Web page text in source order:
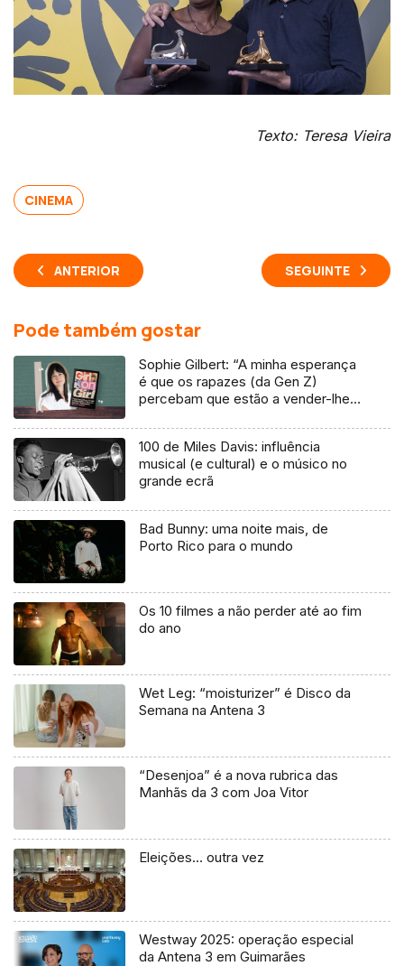
Texto: Teresa Vieira
CINEMA
ANTERIOR SEGUINTE
Pode também gostar
Sophie Gilbert: “A minha esperança
é que os rapazes (da Gen Z)
percebam que estão a vender-lhes
100 de Miles Davis: influência
musical (e cultural) e o músico no
grande ecrã
Bad Bunny: uma noite mais, de
Porto Rico para o mundo
Os 10 filmes a não perder até ao fim
do ano
Wet Leg: “moisturizer” é Disco da
Semana na Antena 3
“Desenjoa” é a nova rubrica das
Manhãs da 3 com Joa Vitor
Eleições… outra vez
Westway 2025: operação especial
da Antena 3 em Guimarães